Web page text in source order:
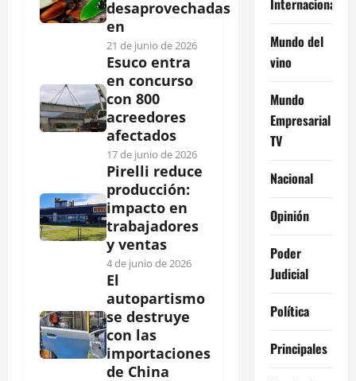
desaprovechadas
en
21 de junio de 2026
Esuco entra
en concurso
con 800
acreedores
afectados
17 de junio de 2026
Pirelli reduce
producción:
impacto en
trabajadores
y ventas
4 de junio de 2026
El
autopartismo
se destruye
con las
importaciones
de China
Mundo del
vino
Mundo
Empresarial
TV
Nacional
Opinión
Poder
Judicial
Política
Principales